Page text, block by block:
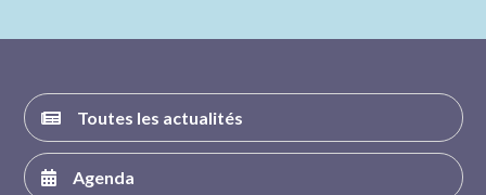
Toutes les actualités
Agenda